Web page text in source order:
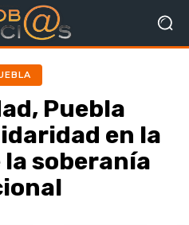
Puebla
en la
soberanía